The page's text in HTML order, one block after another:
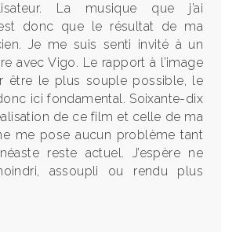
La musique que j’ai
donc que le résultat de ma
Je me suis senti invité à un
avec Vigo. Le rapport à l’image
être le plus souple possible, le
ici fondamental. Soixante-dix
de ce film et celle de ma
me pose aucun problème tant
reste actuel. J’espère ne
assoupli ou rendu plus